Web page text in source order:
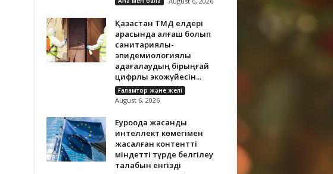
Қазақстан ТМД елдері
арасында алғаш болып
санитариялық-
эпидемиологиялық
қадағалаудың бірыңғай
цифрлық экожүйесін...
Ғаламтор және желі
August 6, 2026
Еуроодақ жасанды
интеллект көмегімен
жасалған контентті
міндетті түрде белгілеу
талабын енгізді